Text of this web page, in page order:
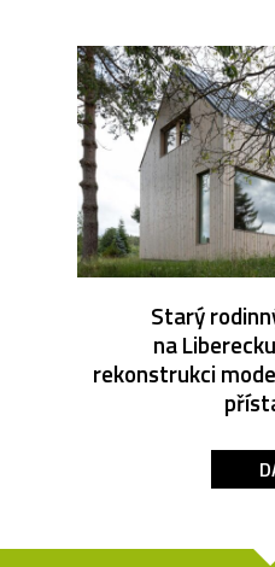
Starý
na
rekonstrukci